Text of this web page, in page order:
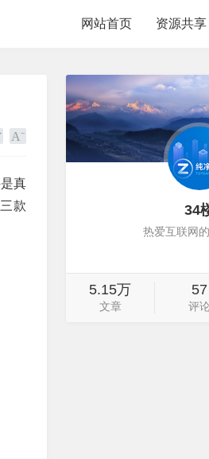
网站首页 资源共享
真
款
34
热爱互联网
5.15万
文章
57
评论